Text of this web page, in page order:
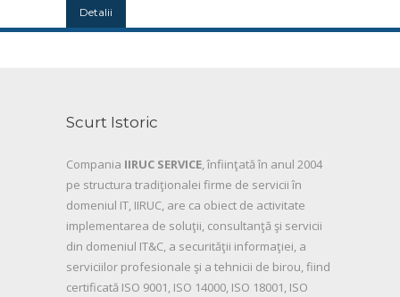
Detalii
Scurt Istoric
Compania IIRUC SERVICE, înfiinţată în anul 2004
pe structura tradiţionalei firme de servicii în
domeniul IT, IIRUC, are ca obiect de activitate
implementarea de soluţii, consultanţă şi servicii
din domeniul IT&C, a securităţii informaţiei, a
serviciilor profesionale şi a tehnicii de birou, fiind
certificată ISO 9001, ISO 14000, ISO 18001, ISO